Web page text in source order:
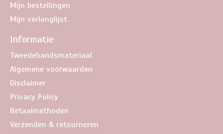
Mijn bestellingen
Mijn verlanglijst
Informatie
Tweedehandsmateriaal
Algemene voorwaarden
Disclaimer
Privacy Policy
Betaalmethoden
Verzenden & retourneren